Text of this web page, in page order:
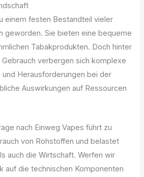
einem festen Bestandteil vieler
geworden. Sie bieten eine bequeme
Tabakprodukten. Doch hinter
verbergen sich komplexe
Herausforderungen bei der
Auswirkungen auf Ressourcen
nach Einweg Vapes führt zu
von Rohstoffen und belastet
auch die Wirtschaft. Werfen wir
auf die technischen Komponenten